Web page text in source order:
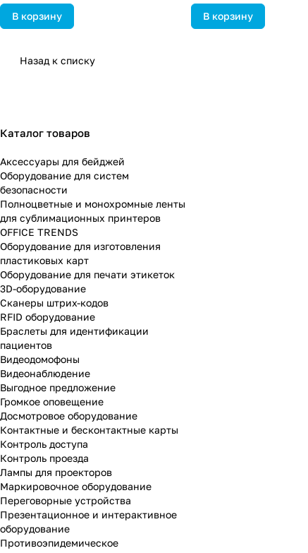
В корзину В корзину
Назад к списку
Каталог товаров
Аксессуары для бейджей
Оборудование для систем
безопасности
Полноцветные и монохромные ленты
для сублимационных принтеров
OFFICE TRENDS
Оборудование для изготовления
пластиковых карт
Оборудование для печати этикеток
3D-оборудование
Cканеры штрих-кодов
RFID оборудование
Браслеты для идентификации
пациентов
Видеодомофоны
Видеонаблюдение
Выгодное предложение
Громкое оповещение
Досмотровое оборудование
Контактные и бесконтактные карты
Контроль доступа
Контроль проезда
Лампы для проекторов
Маркировочное оборудование
Переговорные устройства
Презентационное и интерактивное
оборудование
Противоэпидемическое